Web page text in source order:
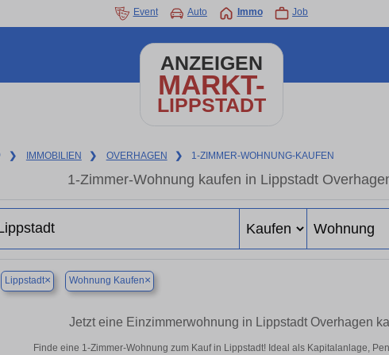
Event Auto Immo Job
ANZEIGEN
MARKT-
LIPPSTADT
❯ IMMOBILIEN ❯ OVERHAGEN ❯ 1-ZIMMER-WOHNUNG-KAUFEN
1-Zimmer-Wohnung kaufen in Lippstadt
Lippstadt× Wohnung Kaufen×
Jetzt eine Einzimmerwohnung in Lippstadt Overhagen
Finde eine 1-Zimmer-Wohnung zum Kauf in Lippstadt! Ideal als Kapitalanlage,